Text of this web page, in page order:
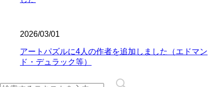
2026/03/01
アートパズルに4人の作者を追加しました（エドマン
ド・デュラック等）